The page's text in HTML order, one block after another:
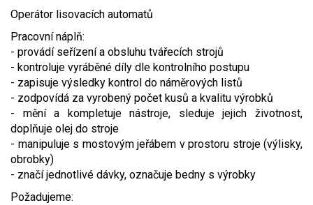
Operátor lisovacích automatů
Pracovní náplň:
- provádí seřízení a obsluhu tvářecích strojů
- kontroluje vyráběné díly dle kontrolního postupu
- zapisuje výsledky kontrol do náměrových listů
- zodpovídá za vyrobený počet kusů a kvalitu výrobků
- mění a kompletuje nástroje, sleduje jejich životnost,
doplňuje olej do stroje
- manipuluje s mostovým jeřábem v prostoru stroje (výlisky,
obrobky)
- značí jednotlivé dávky, označuje bedny s výrobky
Požadujeme:
Video - průlet dronem
Naše koně
Poruchy, omezení
Mapové služby
Kontakty a info
Zpravodaj
Okolní obce
Nabídka práce
Smuteční oznámení
Odkazy